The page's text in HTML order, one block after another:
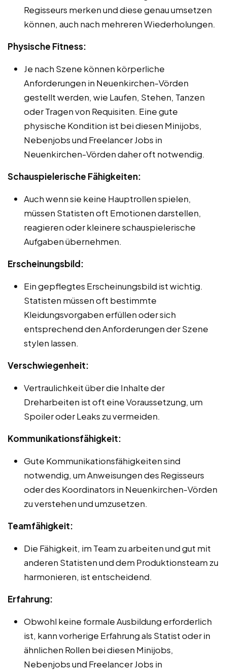
Regisseurs merken und diese genau umsetzen
können, auch nach mehreren Wiederholungen.
Physische Fitness:
Je nach Szene können körperliche
Anforderungen in Neuenkirchen-Vörden
gestellt werden, wie Laufen, Stehen, Tanzen
oder Tragen von Requisiten. Eine gute
physische Kondition ist bei diesen Minijobs,
Nebenjobs und Freelancer Jobs in
Neuenkirchen-Vörden daher oft notwendig.
Schauspielerische Fähigkeiten:
Auch wenn sie keine Hauptrollen spielen,
müssen Statisten oft Emotionen darstellen,
reagieren oder kleinere schauspielerische
Aufgaben übernehmen.
Erscheinungsbild:
Ein gepflegtes Erscheinungsbild ist wichtig.
Statisten müssen oft bestimmte
Kleidungsvorgaben erfüllen oder sich
entsprechend den Anforderungen der Szene
stylen lassen.
Verschwiegenheit:
Vertraulichkeit über die Inhalte der
Dreharbeiten ist oft eine Voraussetzung, um
Spoiler oder Leaks zu vermeiden.
Kommunikationsfähigkeit:
Gute Kommunikationsfähigkeiten sind
notwendig, um Anweisungen des Regisseurs
oder des Koordinators in Neuenkirchen-Vörden
zu verstehen und umzusetzen.
Teamfähigkeit:
Die Fähigkeit, im Team zu arbeiten und gut mit
anderen Statisten und dem Produktionsteam zu
harmonieren, ist entscheidend.
Erfahrung:
Obwohl keine formale Ausbildung erforderlich
ist, kann vorherige Erfahrung als Statist oder in
ähnlichen Rollen bei diesen Minijobs,
Nebenjobs und Freelancer Jobs in